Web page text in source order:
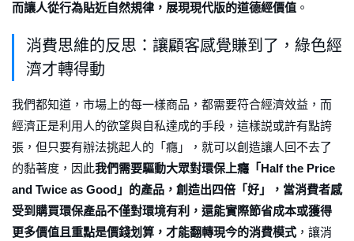
而讓人從行為貼近自然規律，展現現代版的道德經價值 。
消費思維的反思：讓顧客感覺賺到了，綠色經
濟才轉得動
我們都知道，市場上的每一樣商品，都需要符合經濟效益，而
經濟正是利用人的欲望與自私達成的手段，這樣説或許有點誇
張，但只要有辦法挑起人的「癮」，就可以創造讓人回不去了
的黏著度，因此我們需要驅動大眾對環保上癮「Half the Price
and Twice as Good」的產品，創造出四倍「好」，當消費者感
受到購買環保產品不僅對環境有利，還能實際節省成本或獲得
更多價值且重點是價錢划算，才能翻轉現今的消費模式 ，讓消